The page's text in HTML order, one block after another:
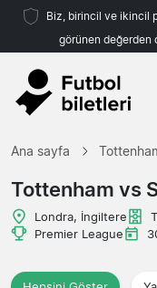
Biz, birincil ve ikincil
görünen değerden
Ana sayfa
Tottenham vs
Londra, İngiltere
Premier League